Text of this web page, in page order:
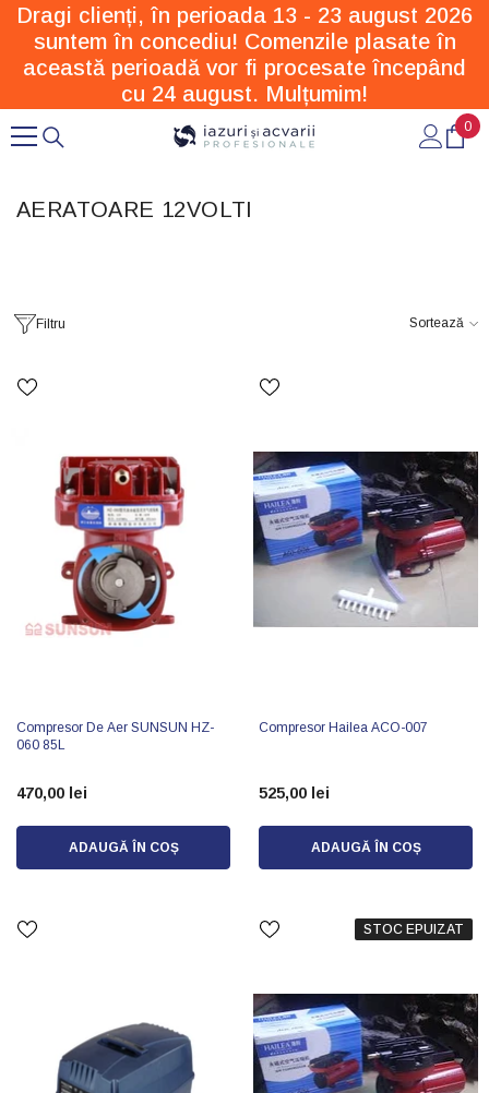
SARI LA CONȚINUT
Dragi clienți, în perioada 13 - 23 august 2026
suntem în concediu! Comenzile plasate în
această perioadă vor fi procesate începând
cu 24 august. Mulțumim!
0
0
AERATOARE 12VOLTI
Filtru Sortează
Compresor De Aer SUNSUN HZ-
060 85L
470,00 lei
ADAUGĂ ÎN COȘ
Compresor Hailea ACO-007
525,00 lei
ADAUGĂ ÎN COȘ
STOC EPUIZAT